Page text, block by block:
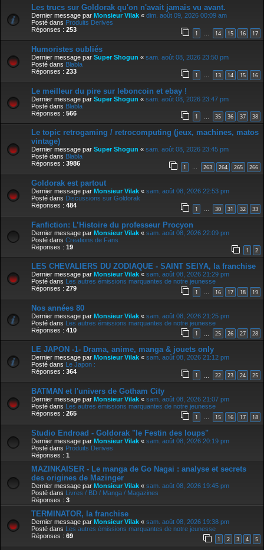
Les trucs sur Goldorak qu'on n'avait jamais vu avant.
Dernier message par Monsieur Vilak « dim. août 09, 2026 00:09 am
Posté dans Produits Derives
Réponses : 253 1 … 14 15 16 17
Humoristes oubliés
Dernier message par Super Shogun « sam. août 08, 2026 23:50 pm
Posté dans Blabla
Réponses : 233 1 … 13 14 15 16
Le meilleur du pire sur leboncoin et ebay !
Dernier message par Super Shogun « sam. août 08, 2026 23:47 pm
Posté dans Blabla
Réponses : 566 1 35 36 37 38
Le topic retrogaming / retrocomputing (jeux, machines, matos
vintage)
Dernier message par Super Shogun « sam. août 08, 2026 23:45 pm
Posté dans Blabla
Réponses : 3986 1 … 263 264 265 266
Goldorak est partout
Dernier message par Monsieur Vilak « sam. août 08, 2026 22:53 pm
Posté dans Discussions sur Goldorak
Réponses : 484 1 30 31 32 33
Fanfiction: L’Histoire du professeur Procyon
Dernier message par Monsieur Vilak « sam. août 08, 2026 22:09 pm
Posté dans Creations de Fans
Réponses : 19 1 2
LES CHEVALIERS DU ZODIAQUE - SAINT SEIYA, la franchise
Dernier message par Monsieur Vilak « sam. août 08, 2026 21:29 pm
Posté dans Les autres émissions marquantes de notre jeunesse
Réponses : 279 1 … 16 17 18 19
Nos années 80
Dernier message par Monsieur Vilak « sam. août 08, 2026 21:25 pm
Posté dans Les autres émissions marquantes de notre jeunesse
Réponses : 410 1 25 26 27 28
LE JAPON -1- Drama, anime, manga & jouets only
Dernier message par Monsieur Vilak « sam. août 08, 2026 21:12 pm
Posté dans Le Japon :
Réponses : 364 1 22 23 24 25
BATMAN et l'univers de Gotham City
Dernier message par Monsieur Vilak « sam. août 08, 2026 21:07 pm
Posté dans Les autres émissions marquantes de notre jeunesse
Réponses : 265 1 … 15 16 17 18
Studio Endroad - Goldorak "le Festin des loups"
Dernier message par Monsieur Vilak « sam. août 08, 2026 20:19 pm
Posté dans Produits Derives
Réponses : 1
MAZINKAISER - Le manga de Go Nagai : analyse et secrets
des origines de Mazinger
Dernier message par Monsieur Vilak « sam. août 08, 2026 19:45 pm
Posté dans Livres / BD / Manga / Magazines
Réponses : 3
TERMINATOR, la franchise
Dernier message par Monsieur Vilak « sam. août 08, 2026 19:38 pm
Posté dans Les autres émissions marquantes de notre jeunesse
Réponses : 69 1 2 3 4 5